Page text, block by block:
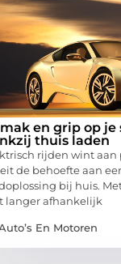
en grip op
thuis laden
rijden wint
de behoefte aan
bij huis.
langer afhankelijk
En Motoren